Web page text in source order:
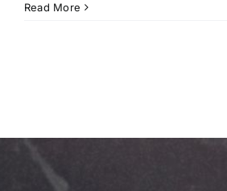
Read More